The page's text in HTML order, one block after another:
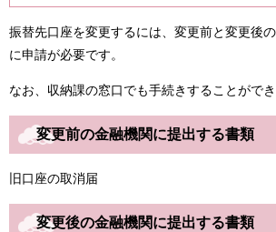
振替先口座を変更するには、変更前と変更後
に申請が必要です。
なお、収納課の窓口でも手続きすることができ
変更前の金融機関に提出する書類
旧口座の取消届
変更後の金融機関に提出する書類